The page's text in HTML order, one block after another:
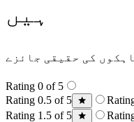
ہیں
کی حقیقی جائزے
Rating 0 of 5
Rating 0.5 of 5
Rating 1.5 of 5